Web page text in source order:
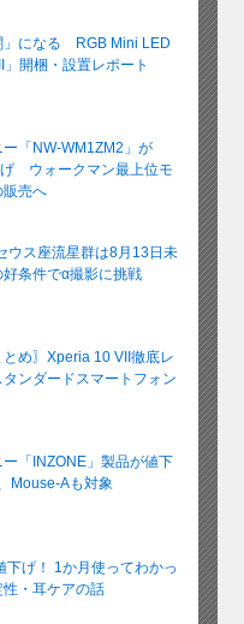
」になる RGB Mini LED
」開梱・設置レポート
ー「NW-WM1ZM2」が
ウォークマン最上位モ
販売へ
ウス座流星群は8月13日未
条件でα撮影に挑戦
とめ〗Xperia 10 VII徹底レ
ンダードスマートフォン
ー「INZONE」製品が値下
Mouse-Aも対象
下げ！ 1か月使ってわかっ
・耳ケアの話